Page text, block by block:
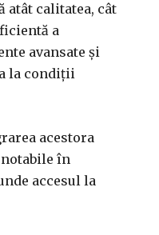
atât calitatea, cât
a
avansate și
la condiții
acestora
în
accesul la